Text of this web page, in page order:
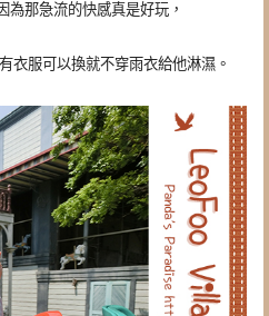
為那急流的快感真是好玩，
衣服可以換就不穿雨衣給他淋濕。